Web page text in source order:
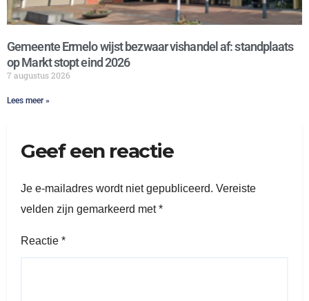
Gemeente Ermelo wijst bezwaar vishandel af: standplaats
op Markt stopt eind 2026
7 augustus 2026
Lees meer »
Geef een reactie
Je e-mailadres wordt niet gepubliceerd. Vereiste
velden zijn gemarkeerd met*
Reactie *